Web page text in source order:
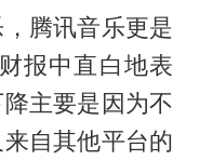
腾讯音乐更是
报中直白地表
主要是因为不
自其他平台的